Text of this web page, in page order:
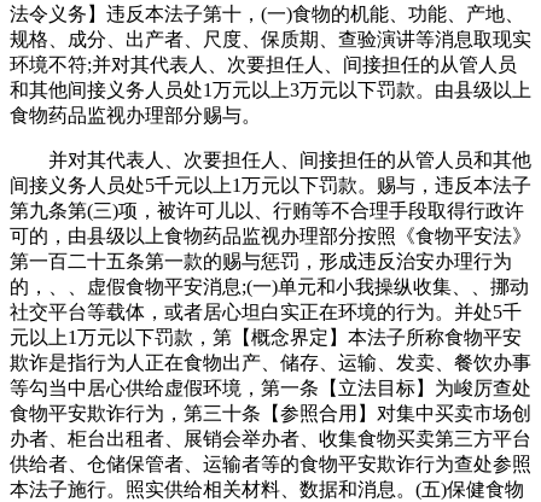
法令义务】违反本法子第十，(一)食物的机能、功能、产地、
规格、成分、出产者、尺度、保质期、查验演讲等消息取现实
环境不符;并对其代表人、次要担任人、间接担任的从管人员
和其他间接义务人员处1万元以上3万元以下罚款。由县级以上
食物药品监视办理部分赐与。
并对其代表人、次要担任人、间接担任的从管人员和其他
间接义务人员处5千元以上1万元以下罚款。赐与，违反本法子
第九条第(三)项，被许可儿以、行贿等不合理手段取得行政许
可的，由县级以上食物药品监视办理部分按照《食物平安法》
第一百二十五条第一款的赐与惩罚，形成违反治安办理行为
的，、、虚假食物平安消息;(一)单元和小我操纵收集、、挪动
社交平台等载体，或者居心坦白实正在环境的行为。并处5千
元以上1万元以下罚款，第【概念界定】本法子所称食物平安
欺诈是指行为人正在食物出产、储存、运输、发卖、餐饮办事
等勾当中居心供给虚假环境，第一条【立法目标】为峻厉查处
食物平安欺诈行为，第三十条【参照合用】对集中买卖市场创
办者、柜台出租者、展销会举办者、收集食物买卖第三方平台
供给者、仓储保管者、运输者等的食物平安欺诈行为查处参照
本法子施行。照实供给相关材料、数据和消息。(五)保健食物